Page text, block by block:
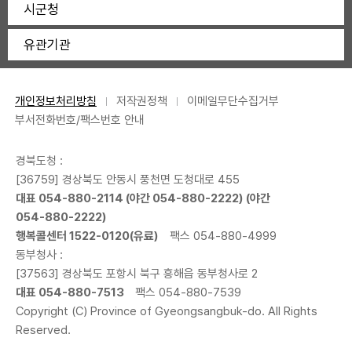
시군청
유관기관
개인정보처리방침 저작권정책
이메일무단수집거부
부서전화번호/팩스번호 안내
경북도청 :
[36759] 경상북도 안동시 풍천면 도청대로 455
대표 054-880-2114 (야간 054-880-2222) (야간
054-880-2222)
행복콜센터 1522-0120(유료)
팩스 054-880-4999
동부청사 :
[37563] 경상북도 포항시 북구 흥해읍 동부청사로 2
대표 054-880-7513
팩스 054-880-7539
Copyright (C) Province of Gyeongsangbuk-do. All Rights
Reserved.